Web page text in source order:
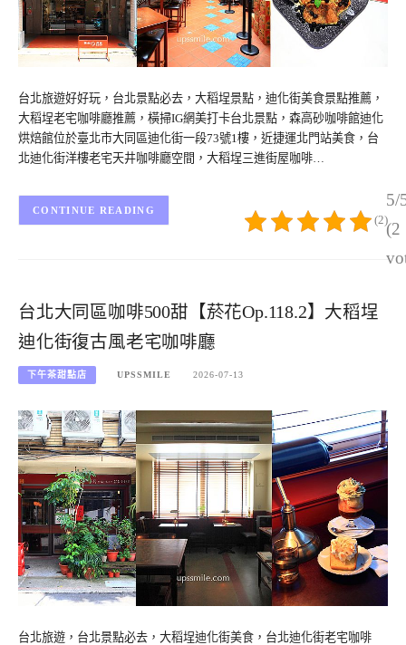
台北旅遊好好玩，台北景點必去，大稻埕景點，迪化街美食景點推薦，
大稻埕老宅咖啡廳推薦，橫掃IG網美打卡台北景點，森高砂咖啡館迪化
烘焙館位於臺北市大同區迪化街一段73號1樓，近捷運北門站美食，台
北迪化街洋樓老宅天井咖啡廳空間，大稻埕三進街屋咖啡…
5/
(2
(2)
CONTINUE READING
台北大同區咖啡500甜【菸花Op.118.2】大稻埕
迪化街復古風老宅咖啡廳
下午茶甜點店 UPSSMILE 2026-07-13
台北旅遊，台北景點必去，大稻埕迪化街美食，台北迪化街老宅咖啡